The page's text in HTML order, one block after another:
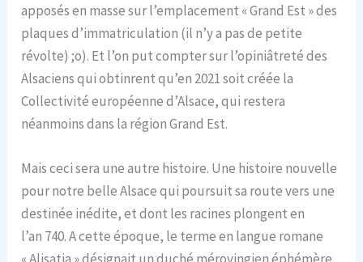
apposés en masse sur l’emplacement « Grand Est » des
plaques d’immatriculation (il n’y a pas de petite
révolte) ;o). Et l’on put compter sur l’opiniâtreté des
Alsaciens qui obtinrent qu’en 2021 soit créée la
Collectivité européenne d’Alsace, qui restera
néanmoins dans la région Grand Est.
Mais ceci sera une autre histoire. Une histoire nouvelle
pour notre belle Alsace qui poursuit sa route vers une
destinée inédite, et dont les racines plongent en
l’an 740. A cette époque, le terme en langue romane